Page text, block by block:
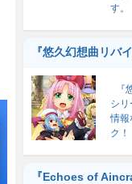
す。
『悠久幻想曲リバ
『
シ
情報
ク！
『Echoes of